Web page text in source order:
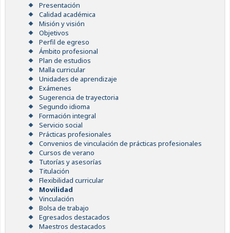
Presentación
Calidad académica
Misión y visión
Objetivos
Perfil de egreso
Ámbito profesional
Plan de estudios
Malla curricular
Unidades de aprendizaje
Exámenes
Sugerencia de trayectoria
Segundo idioma
Formación integral
Servicio social
Prácticas profesionales
Convenios de vinculación de prácticas profesionales
Cursos de verano
Tutorías y asesorías
Titulación
Flexibilidad curricular
Movilidad
Vinculación
Bolsa de trabajo
Egresados destacados
Maestros destacados